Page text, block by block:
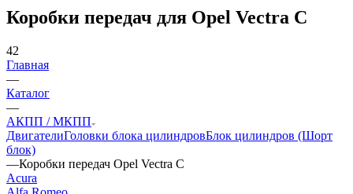
Коробки передач для Opel Vectra C
42
Главная
—
Каталог
—
АКПП / МКПП
ДвигателиГоловки блока цилиндровБлок цилиндров (Шорт
блок)
—Коробки передач Opel Vectra C
Acura